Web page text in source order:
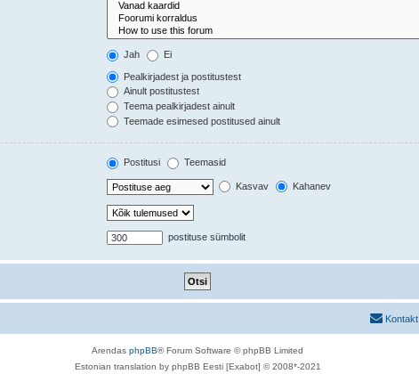
Jah Ei
Pealkirjadest ja postitustest
Ainult postitustest
Teema pealkirjadest ainult
Teemade esimesed postitused ainult
Postitusi Teemasid
Kasvav Kahanev
postituse sümbolit
Kontakt
Arendas phpBB® Forum Software © phpBB Limited
Estonian translation by phpBB Eesti [Exabot] © 2008*-2021